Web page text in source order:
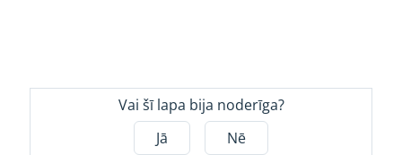
Vai šī lapa bija noderīga?
Jā
Nē